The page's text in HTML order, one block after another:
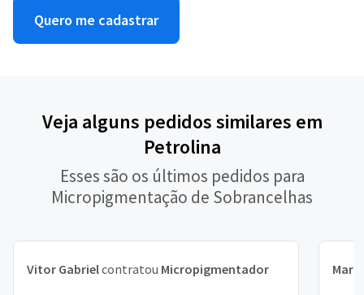
Quero me cadastrar
Veja alguns pedidos similares em
Petrolina
Esses são os últimos pedidos para
Micropigmentação de Sobrancelhas
Vitor Gabrielcontratou Micropigmentador